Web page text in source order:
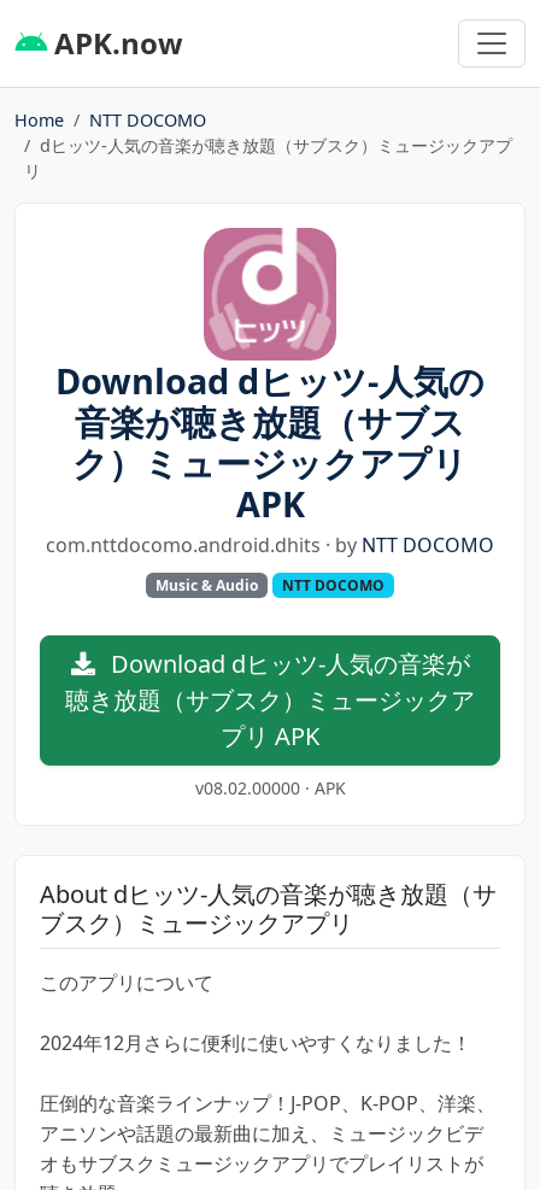
APK.now
Home
NTT DOCOMO
dヒッツ-人気の音楽が聴き放題（サブスク）ミュージックアプ
リ
Download dヒッツ-人気の
音楽が聴き放題（サブス
ク）ミュージックアプリ
APK
com.nttdocomo.android.dhits · by NTT DOCOMO
Music & Audio NTT DOCOMO
Download dヒッツ-人気の音楽が
聴き放題（サブスク）ミュージックア
プリ APK
v08.02.00000 · APK
About dヒッツ-人気の音楽が聴き放題（サ
ブスク）ミュージックアプリ
このアプリについて
2024年12月さらに便利に使いやすくなりました！
圧倒的な音楽ラインナップ！J-POP、K-POP、洋楽、
アニソンや話題の最新曲に加え、ミュージックビデ
オもサブスクミュージックアプリでプレイリストが